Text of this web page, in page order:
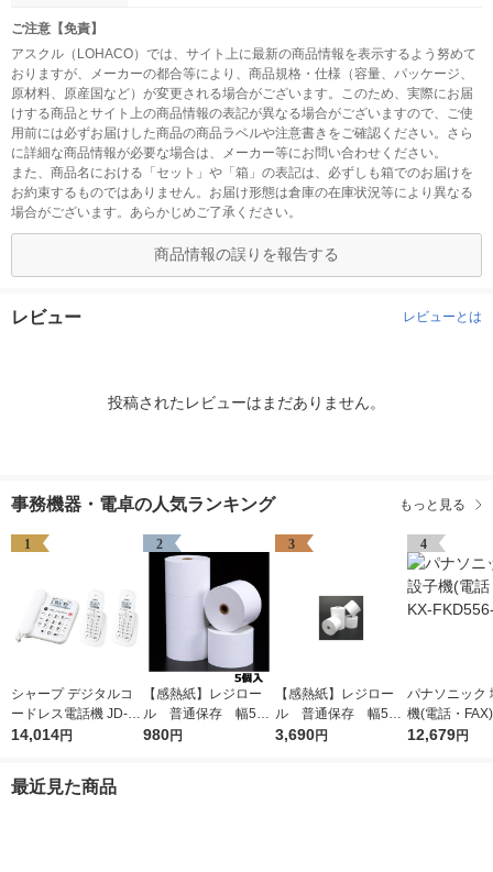
ご注意【免責】
アスクル（LOHACO）では、サイト上に最新の商品情報を表示するよう努めて
おりますが、メーカーの都合等により、商品規格・仕様（容量、パッケージ、
原材料、原産国など）が変更される場合がございます。このため、実際にお届
けする商品とサイト上の商品情報の表記が異なる場合がございますので、ご使
用前には必ずお届けした商品の商品ラベルや注意書きをご確認ください。さら
に詳細な商品情報が必要な場合は、メーカー等にお問い合わせください。
また、商品名における「セット」や「箱」の表記は、必ずしも箱でのお届けを
お約束するものではありません。お届け形態は倉庫の在庫状況等により異なる
場合がございます。あらかじめご了承ください。
商品情報の誤りを報告する
レビュー レビューとは
投稿されたレビューはまだありません。
事務機器・電卓の人気ランキング もっと見る
1
シャープ デジタルコ
ードレス電話機 JD-G
33-CW 1台
14,014円
2
【感熱紙】レジロー
ル 普通保存 幅58
ｍｍ×外径80ｍｍ 1
980円
3
【感熱紙】レジロー
ル 普通保存 幅58
ｍｍ×外径80ｍｍ 1
3,690円
4
パナソニック
機(電話・
D556-W 1台
12,679円
最近見た商品